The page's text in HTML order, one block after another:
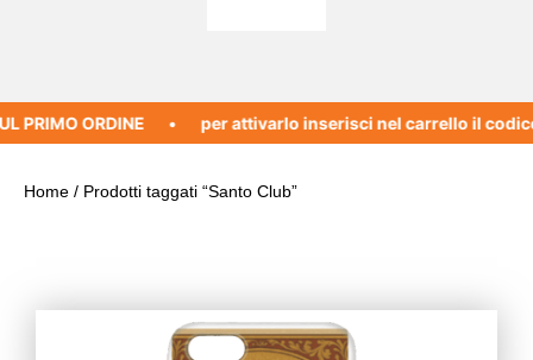
PRIMO ORDINE per attivarlo inserisci nel carrello il codice:
Home / Prodotti taggati “Santo Club”